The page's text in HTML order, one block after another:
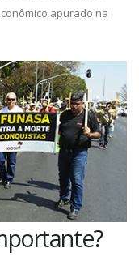
apurado na